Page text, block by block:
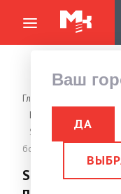
Ваш
ДА
Главная страница
Колеса
SCtb (63) Колесная
болтов. крепл. 160 мм с
SCtb (63)